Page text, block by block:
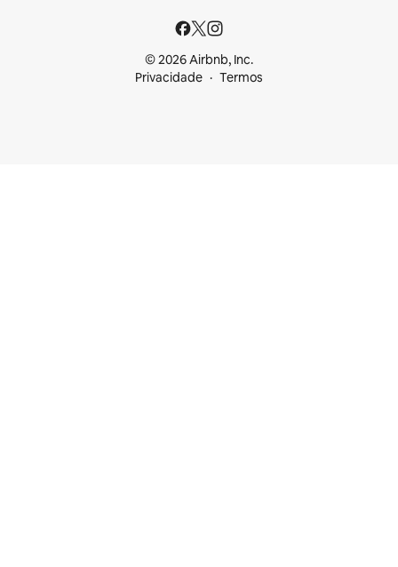
© 2026 Airbnb, Inc.
Privacidade
Termos